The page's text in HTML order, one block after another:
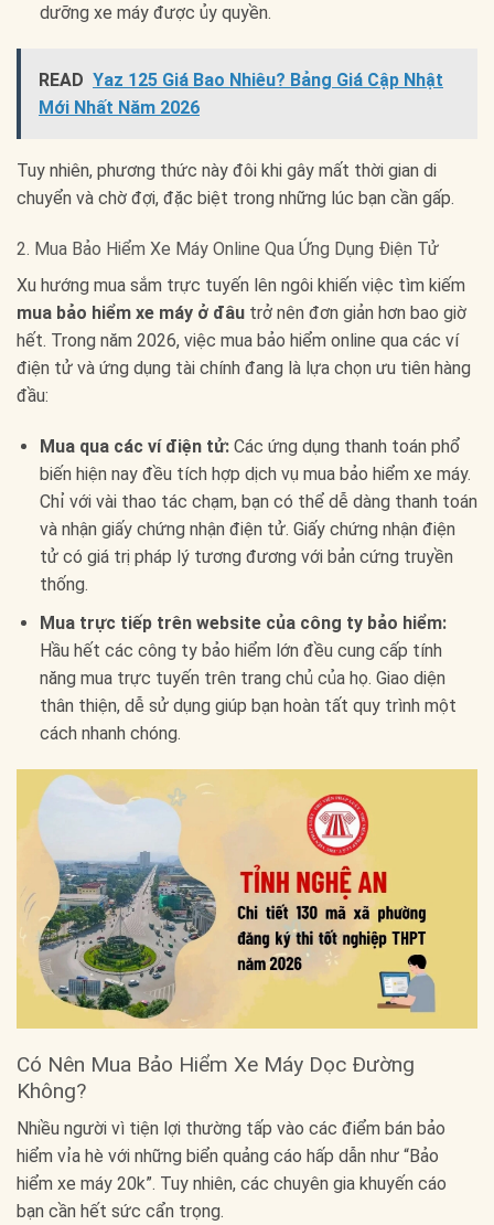
dưỡng xe máy được ủy quyền.
READ Yaz 125 Giá Bao Nhiêu? Bảng Giá Cập Nhật
Mới Nhất Năm 2026
Tuy nhiên, phương thức này đôi khi gây mất thời gian di
chuyển và chờ đợi, đặc biệt trong những lúc bạn cần gấp.
2. Mua Bảo Hiểm Xe Máy Online Qua Ứng Dụng Điện Tử
Xu hướng mua sắm trực tuyến lên ngôi khiến việc tìm kiếm
mua bảo hiểm xe máy ở đâu trở nên đơn giản hơn bao giờ
hết. Trong năm 2026, việc mua bảo hiểm online qua các ví
điện tử và ứng dụng tài chính đang là lựa chọn ưu tiên hàng
đầu:
Mua qua các ví điện tử:Các ứng dụng thanh toán phổ
biến hiện nay đều tích hợp dịch vụ mua bảo hiểm xe máy.
Chỉ với vài thao tác chạm, bạn có thể dễ dàng thanh toán
và nhận giấy chứng nhận điện tử. Giấy chứng nhận điện
tử có giá trị pháp lý tương đương với bản cứng truyền
thống.
Mua trực tiếp trên website của công ty bảo hiểm:
Hầu hết các công ty bảo hiểm lớn đều cung cấp tính
năng mua trực tuyến trên trang chủ của họ. Giao diện
thân thiện, dễ sử dụng giúp bạn hoàn tất quy trình một
cách nhanh chóng.
Có Nên Mua Bảo Hiểm Xe Máy Dọc Đường
Không?
Nhiều người vì tiện lợi thường tấp vào các điểm bán bảo
hiểm vỉa hè với những biển quảng cáo hấp dẫn như “Bảo
hiểm xe máy 20k”. Tuy nhiên, các chuyên gia khuyến cáo
bạn cần hết sức cẩn trọng.